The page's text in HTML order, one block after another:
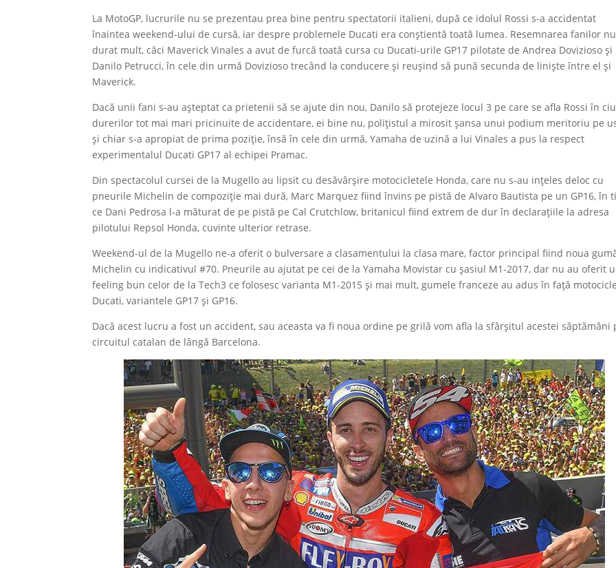
La MotoGP, lucrurile nu se prezentau prea bine pentru spectatorii italieni, după ce idolul Rossi s-a accidentat
înaintea weekend-ului de cursă, iar despre problemele Ducati era conștientă toată lumea. Resemnarea fanilor
durat mult, căci Maverick Vinales a avut de furcă toată cursa cu Ducati-urile GP17 pilotate de Andrea Dovizioso și
Danilo Petrucci, în cele din urmă Dovizioso trecând la conducere și reușind să pună secunda de liniște între el și
Maverick.
Dacă unii fani s-au așteptat ca prietenii să se ajute din nou, Danilo să protejeze locul 3 pe care se afla Rossi în
durerilor tot mai mari pricinuite de accidentare, ei bine nu, polițistul a mirosit șansa unui podium meritoriu pe
și chiar s-a apropiat de prima poziție, însă în cele din urmă, Yamaha de uzină a lui Vinales a pus la respect
experimentalul Ducati GP17 al echipei Pramac.
Din spectacolul cursei de la Mugello au lipsit cu desăvârșire motocicletele Honda, care nu s-au ințeles deloc cu
pneurile Michelin de compoziție mai dură, Marc Marquez fiind învins pe pistă de Alvaro Bautista pe un GP16, în
ce Dani Pedrosa l-a măturat de pe pistă pe Cal Crutchlow, britanicul fiind extrem de dur în declarațiile la adresa
pilotului Repsol Honda, cuvinte ulterior retrase.
Weekend-ul de la Mugello ne-a oferit o bulversare a clasamentului la clasa mare, factor principal fiind noua
Michelin cu indicativul #70. Pneurile au ajutat pe cei de la Yamaha Movistar cu șasiul M1-2017, dar nu au oferit
feeling bun celor de la Tech3 ce folosesc varianta M1-2015 și mai mult, gumele franceze au adus în față
Ducati, variantele GP17 și GP16.
Dacă acest lucru a fost un accident, sau aceasta va fi noua ordine pe grilă vom afla la sfârșitul acestei săptămâni
circuitul catalan de lângă Barcelona.